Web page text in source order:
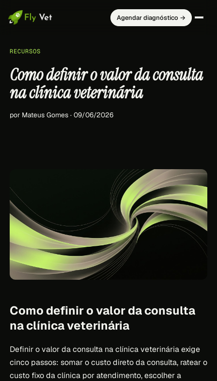
Agendar diagnóstico →
RECURSOS
Como definir o valor da consulta
na clínica veterinária
por Mateus Gomes · 09/06/2026
Como definir o valor da consulta
na clínica veterinária
Definir o valor da consulta na clínica veterinária exige
cinco passos: somar o custo direto da consulta, ratear o
custo fixo da clínica por atendimento, escolher a